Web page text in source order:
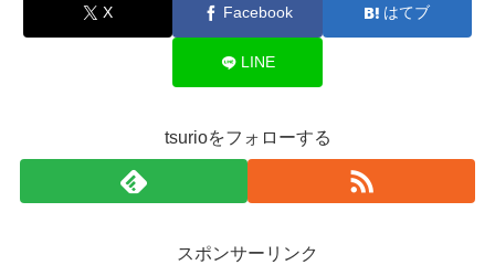
X Facebook はてブ
LINE
tsurioをフォローする
スポンサーリンク